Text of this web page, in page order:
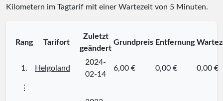
Kilometern im Tagtarif mit einer Wartezeit von 5 Minuten.
Rang Tarifort
Zuletzt
geändert
Grundpreis Entfernung
1. Helgoland
2024-
02-14
6,00 € 0,00 € 0,00 €
⋮